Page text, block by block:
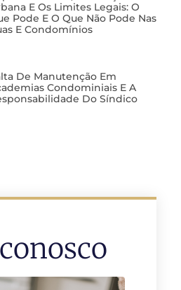
E Os Limites Legais: O
Pode E O Que Não Pode Nas
E Condomínios
De Manutenção Em
Condominiais E A
Do Síndico